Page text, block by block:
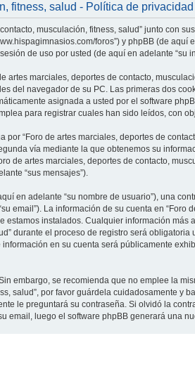
fitness, salud - Política de privacidad
musculación, fitness, salud” junto con
foros”) y phpBB (de aquí
de uso por usted (de aquí en adelante “su
artes marciales, deportes de contacto,
del navegador de su PC. Las primeras dos
asignada a usted por el software
para registrar cuales han sido leídos, con
“Foro de artes marciales, deportes de
vía mediante la que obtenemos su
de artes marciales, deportes de contacto,
“sus mensajes”).
en adelante “su nombre de usuario”), una
email”). La información de su cuenta en “Foro
instalados. Cualquier información
durante el proceso de registro será
en su cuenta será públicamente
embargo, se recomienda que no emplee la
salud”, por favor guárdela cuidadosamente y
le preguntará su contraseña. Si olvidó la
email, luego el software phpBB generará una